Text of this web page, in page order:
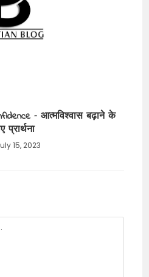
– आत्मविश्वास बढ़ाने के
प्रार्थना
15, 2023